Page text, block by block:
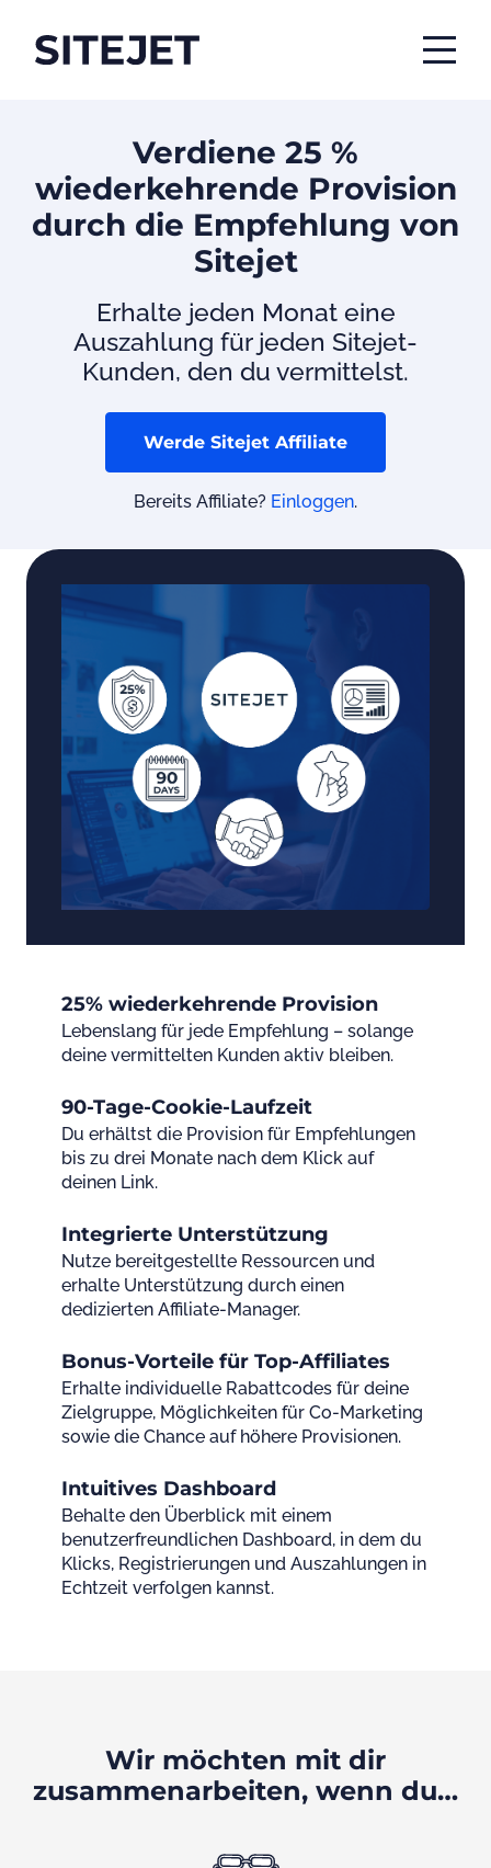
Verdiene 25 %
wiederkehrende Provision
durch die Empfehlung von
Sitejet
Erhalte jeden Monat eine
Auszahlung für jeden Sitejet-
Kunden, den du vermittelst.
Werde Sitejet Affiliate
Bereits Affiliate? Einloggen.
25% wiederkehrende Provision
Lebenslang für jede Empfehlung – solange
deine vermittelten Kunden aktiv bleiben.
90-Tage-Cookie-Laufzeit
Du erhältst die Provision für Empfehlungen
bis zu drei Monate nach dem Klick auf
deinen Link.
Integrierte Unterstützung
Nutze bereitgestellte Ressourcen und
erhalte Unterstützung durch einen
dedizierten Affiliate-Manager.
Bonus-Vorteile für Top-Affiliates
Erhalte individuelle Rabattcodes für deine
Zielgruppe, Möglichkeiten für Co-Marketing
sowie die Chance auf höhere Provisionen.
Intuitives Dashboard
Behalte den Überblick mit einem
benutzerfreundlichen Dashboard, in dem du
Klicks, Registrierungen und Auszahlungen in
Echtzeit verfolgen kannst.
Wir möchten mit dir
zusammenarbeiten, wenn du…